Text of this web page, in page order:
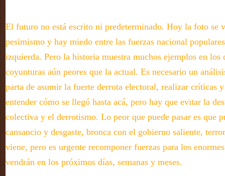
El futuro no está escrito ni predeterminado. Hoy la foto se
pesimismo y hay miedo entre las fuerzas nacional
izquierda. Pero la historia muestra muchos ejemplos en los
coyunturas aún peores que la actual. Es necesario un
parta de asumir la fuerte derrota electoral, realizar críticas
entender cómo se llegó hasta acá, pero hay que evitar la
colectiva y el derrotismo. Lo peor que puede pasar es que
cansancio y desgaste, bronca con el gobierno saliente,
viene, pero es urgente recomponer fuerzas para los
vendrán en los próximos días, semanas y meses.